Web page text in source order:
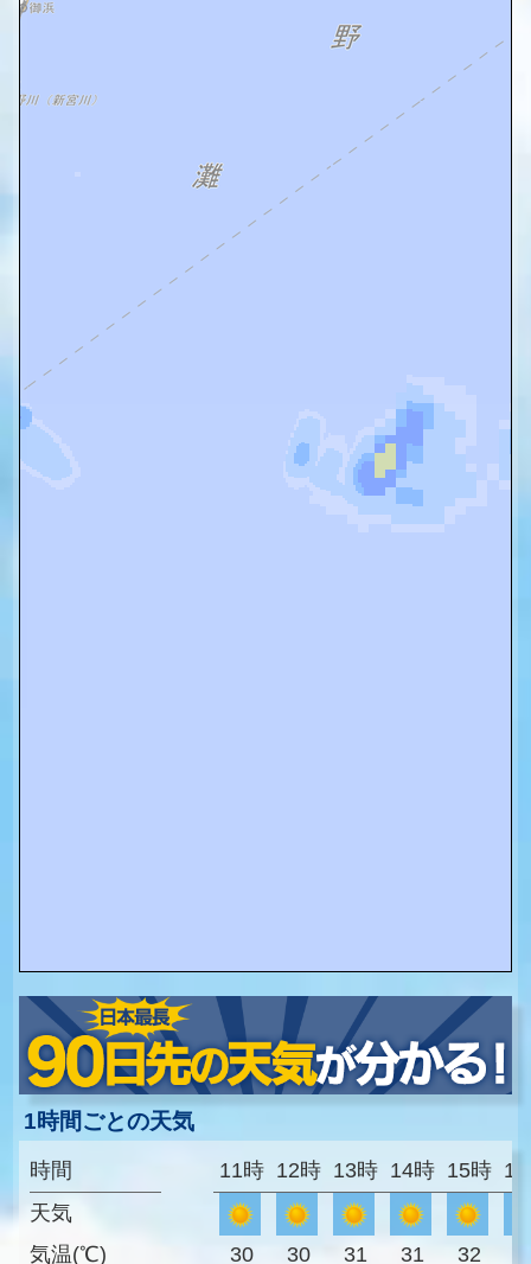
1時間ごとの天気
時間
天気
気温(℃)
11時 12時 13時 14時 15時
30 30 31 31 32